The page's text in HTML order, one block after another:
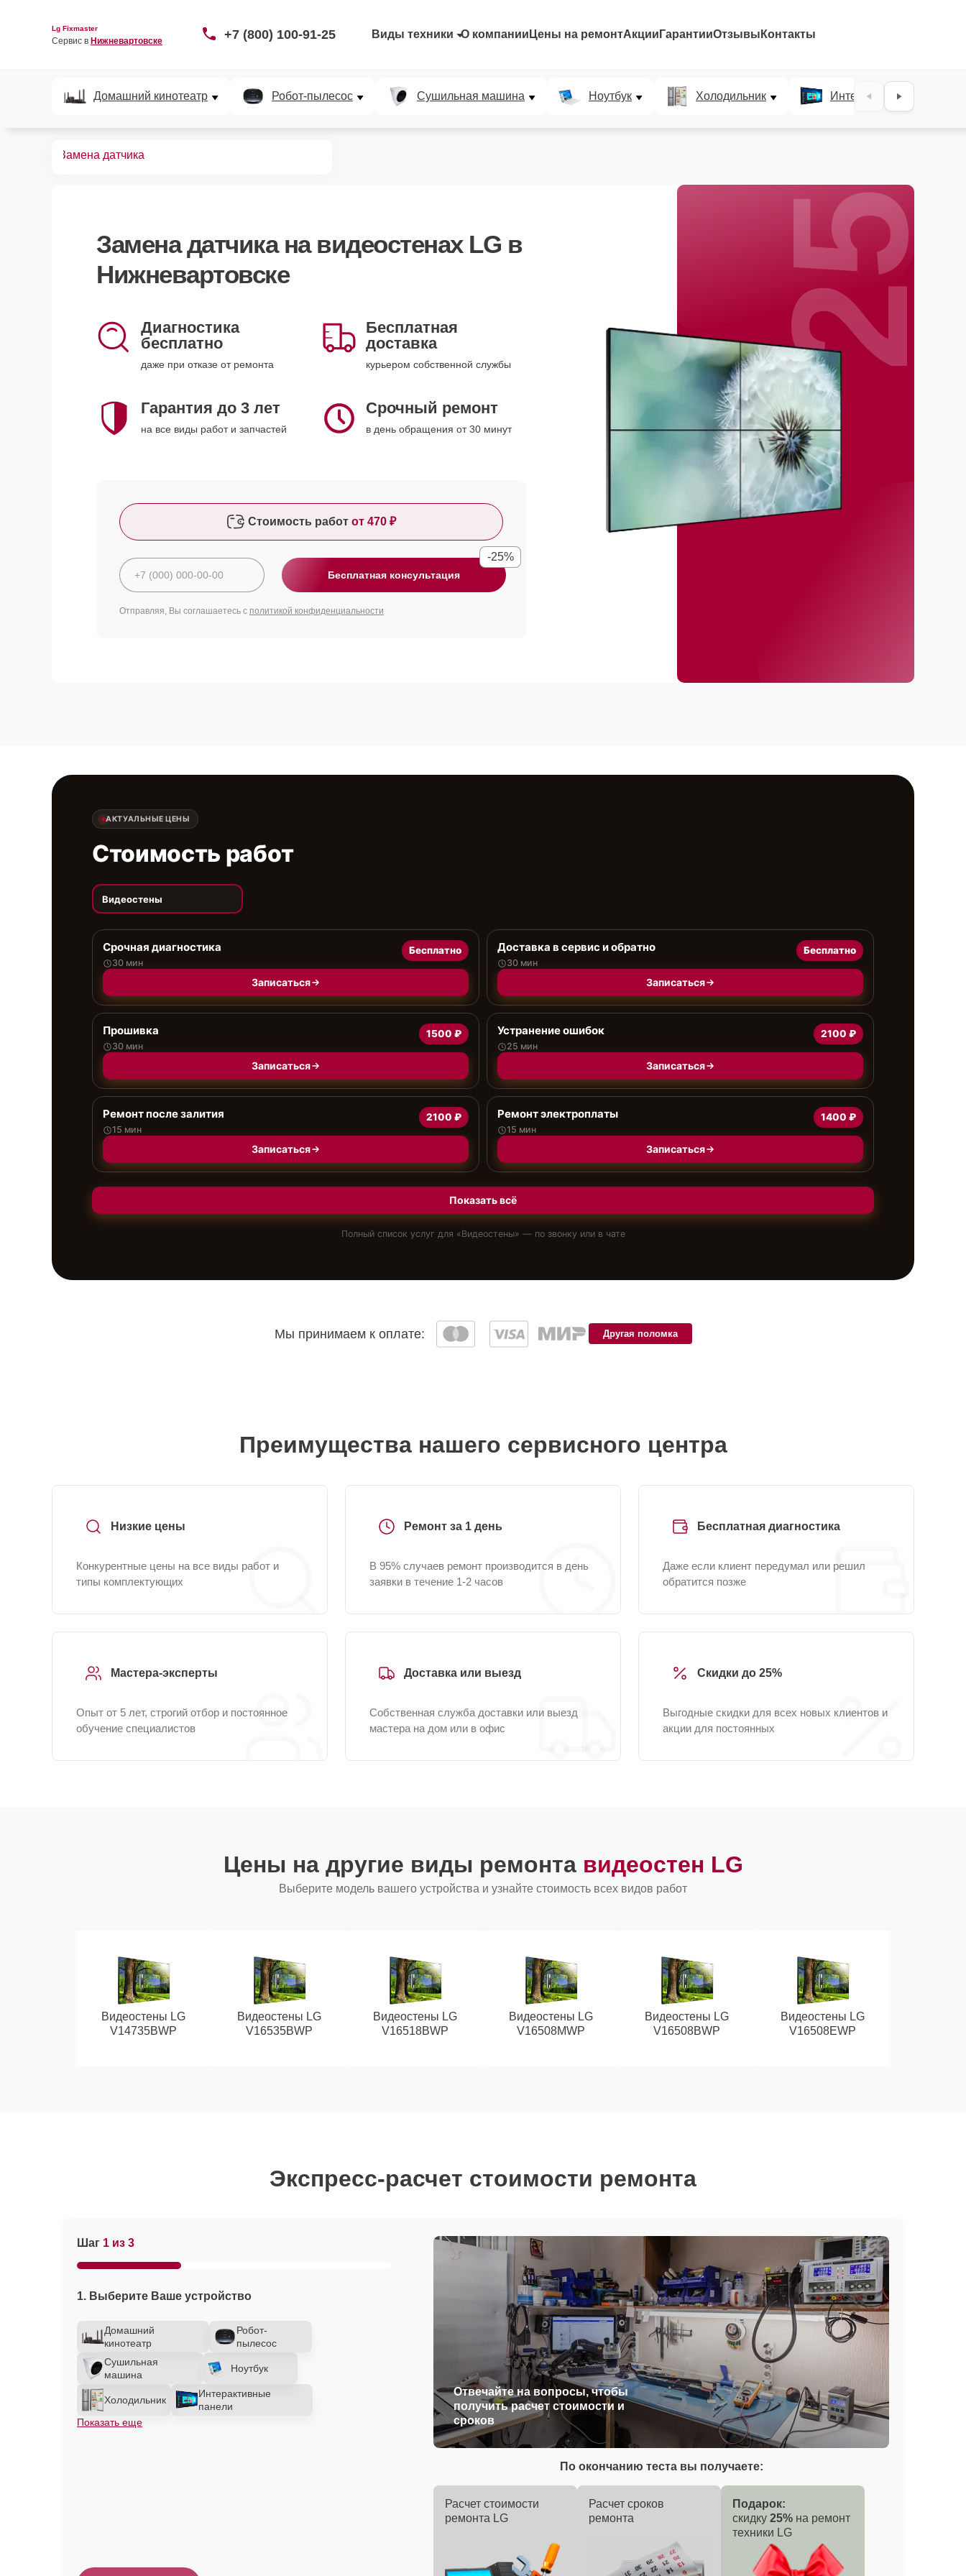
Lg Fixmaster
Сервис в Нижневартовске +7 (800) 100-91-25 Виды техники О компании Цены на ремонтАкции ГарантииОтзывы Контакты
Домашний кинотеатр Робот-пылесос Сушильная машина Ноутбук Холодильник Интерактивные панели
Замена датчика
Замена датчикана видеостенах LG в
Нижневартовске
Диагностика
бесплатно
даже при отказе от ремонта
Бесплатная
доставка
курьером собственной службы
Гарантия до 3 лет
на все виды работ и запчастей
Срочный ремонт
в день обращения от 30 минут
Стоимость работ от 470 ₽
Бесплатная консультация
-25%
Отправляя, Вы соглашаетесь с политикой конфиденциальности
25%
АКТУАЛЬНЫЕ ЦЕНЫ
Стоимость работ
Видеостены
Срочная диагностика
30 мин
Бесплатно
Записаться
Доставка в сервис и обратно
30 мин
Бесплатно
Записаться
Прошивка
30 мин
1500 ₽
Записаться
Устранение ошибок
25 мин
2100 ₽
Записаться
Ремонт после залития
15 мин
2100 ₽
Записаться
Ремонт электроплаты
15 мин
1400 ₽
Записаться
Показать всё
Полный список услуг для «Видеостены» — по звонку или в чате
Мы принимаем к оплате: Другая поломка
Преимущества нашего сервисного центра
Низкие цены
Конкурентные цены на все виды работ и
типы комплектующих
Ремонт за 1 день
В 95% случаев ремонт производится в день
заявки в течение 1-2 часов
Бесплатная диагностика
Даже если клиент передумал или решил
обратится позже
Мастера-эксперты
Опыт от 5 лет, строгий отбор и постоянное
обучение специалистов
Доставка или выезд
Собственная служба доставки или выезд
мастера на дом или в офис
Скидки до 25%
Выгодные скидки для всех новых клиентов и
акции для постоянных
Цены на другие виды ремонта видеостен LG
Выберите модель вашего устройства и узнайте стоимость всех видов работ
Видеостены LG
V14735BWP
Видеостены LG
V16535BWP
Видеостены LG
V16518BWP
Видеостены LG
V16508MWP
Видеостены LG
V16508BWP
Видеостены LG
V16508EWP
Экспресс-расчет стоимости ремонта
Шаг 1 из 3
1. Выберите Ваше устройство
Домашний
кинотеатр
Робот-
пылесос
Сушильная
машина
Ноутбук
Холодильник
Интерактивные
панели
Показать еще
Отвечайте на вопросы, чтобы
получить расчет стоимости и
сроков
По окончанию теста вы получаете:
Расчет стоимости
ремонта LG
Расчет сроков
ремонта
Подарок:
скидку 25% на ремонт
техники LG